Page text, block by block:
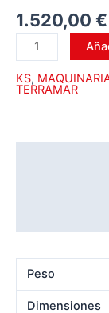
1.520,00 €
KS,
TERRAMAR
Peso
Dimensiones